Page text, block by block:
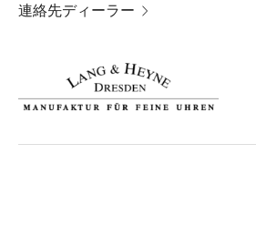
連絡先ディーラー